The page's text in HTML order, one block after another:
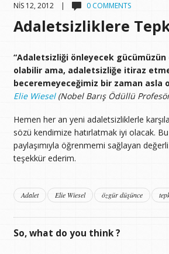
NIS 12, 2012 | 0 COMMENTS
Adaletsizliklere
“Adaletsizliği önleyecek gücümüzün
olabilir ama, adaletsizliğe itiraz
beceremeyeceğimiz bir zaman asla
Elie Wiesel(Nobel Barış Ödüllü
Hemen her an yeni adaletsizliklerle
sözü kendimize hatırlatmak iyi olacak.
paylaşımıyla öğrenmemi sağlayan
teşekkür ederim.
Adalet Elie Wiesel özgür düşünce
So, what do you think ?